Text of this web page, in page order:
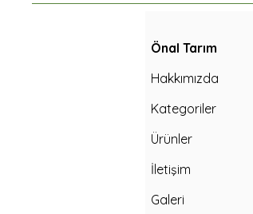
Önal Tarım
Hakkımızda
Kategoriler
Ürünler
İletişim
Galeri